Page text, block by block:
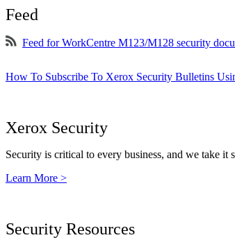
Feed
Feed for WorkCentre M123/M128 security
How To Subscribe To Xerox Security Bulletins
Xerox Security
Security is critical to every business, and we take it
Learn More >
Security Resources